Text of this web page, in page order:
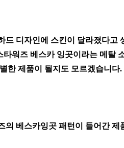
드 디자인에 스킨이 달라졌다고
타워즈 베스카 잉곳이라는 메탈
한 제품이 될지도 모르겠습니다.
의 베스카잉곳 패턴이 들어간 제